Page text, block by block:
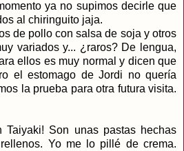
ya no supimos decirle que
al chiringuito jaja.
de pollo con salsa de soja y otros
variados y... ¿raros? De lengua,
ellos es muy normal y dicen que
el estomago de Jordi no quería
la prueba para otra futura visita.
Taiyaki! Son unas pastas hechas
Yo me lo pillé de crema.